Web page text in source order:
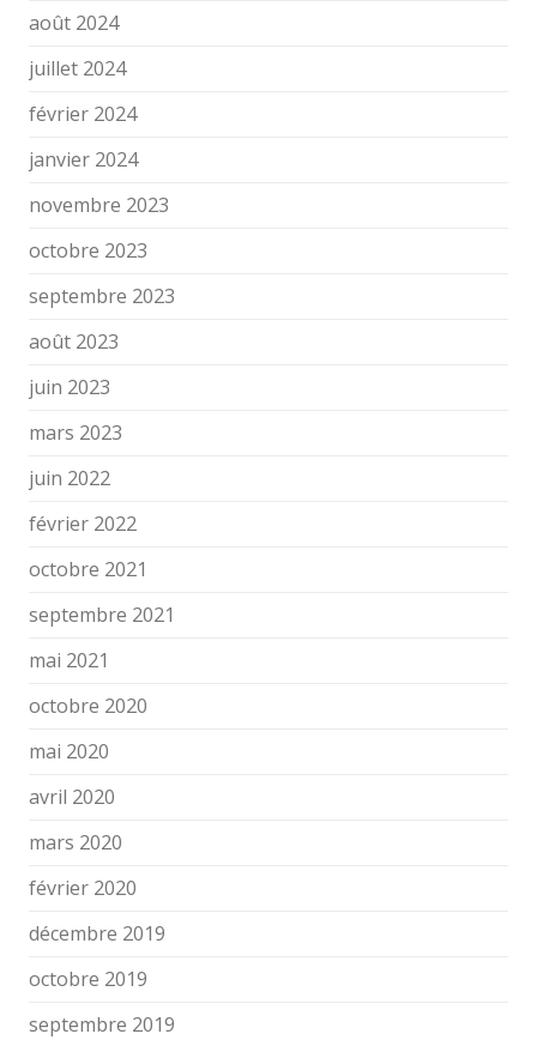
août 2024
juillet 2024
février 2024
janvier 2024
novembre 2023
octobre 2023
septembre 2023
août 2023
juin 2023
mars 2023
juin 2022
février 2022
octobre 2021
septembre 2021
mai 2021
octobre 2020
mai 2020
avril 2020
mars 2020
février 2020
décembre 2019
octobre 2019
septembre 2019